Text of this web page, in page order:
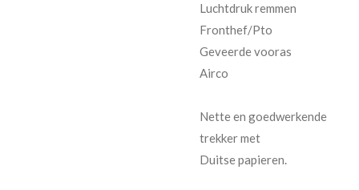
Luchtdruk remmen
Fronthef/Pto
Geveerde vooras
Airco
Nette en goedwerkende
trekker met
Duitse papieren.